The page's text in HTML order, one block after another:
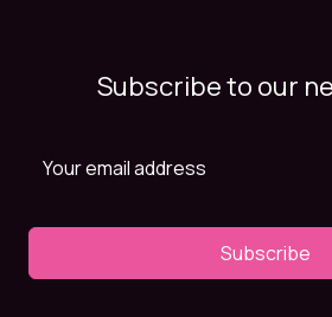
Subscribe to our
Subscribe